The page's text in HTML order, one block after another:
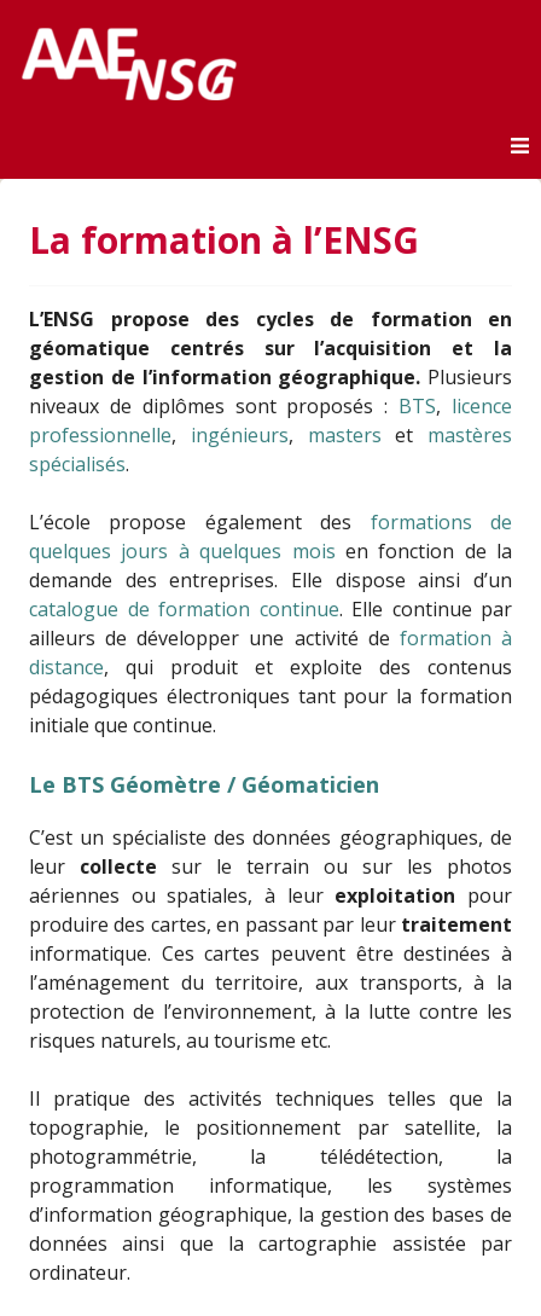
AAE-ENSG
La formation à l’ENSG
L’ENSG propose des cycles de formation en
géomatique centrés sur l’acquisition et la
gestion de l’information géographique. Plusieurs
niveaux de diplômes sont proposés : BTS, licence
professionnelle, ingénieurs, masters et mastères
spécialisés.
L’école propose également des formations de
quelques jours à quelques mois en fonction de la
demande des entreprises. Elle dispose ainsi d’un
catalogue de formation continue. Elle continue par
ailleurs de développer une activité de formation à
distance, qui produit et exploite des contenus
pédagogiques électroniques tant pour la formation
initiale que continue.
Le BTS Géomètre / Géomaticien
C’est un spécialiste des données géographiques, de
leur collecte sur le terrain ou sur les photos
aériennes ou spatiales, à leur exploitation pour
produire des cartes, en passant par leur traitement
informatique. Ces cartes peuvent être destinées à
l’aménagement du territoire, aux transports, à la
protection de l’environnement, à la lutte contre les
risques naturels, au tourisme etc.
Il pratique des activités techniques telles que la
topographie, le positionnement par satellite, la
photogrammétrie, la télédétection, la
programmation informatique, les systèmes
d’information géographique, la gestion des bases de
données ainsi que la cartographie assistée par
ordinateur.